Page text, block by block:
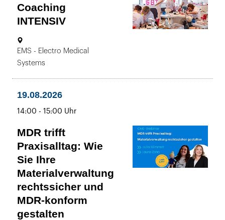
Coaching
INTENSIV
14.08.2026
10:30
bis
Uhr
Ort:
EMS - Electro Medical
Systems
19.08.2026
14:00 bis
- 15:00 Uhr
MDR trifft
Praxisalltag: Wie
Sie Ihre
Materialverwaltung
rechtssicher und
MDR-konform
gestalten